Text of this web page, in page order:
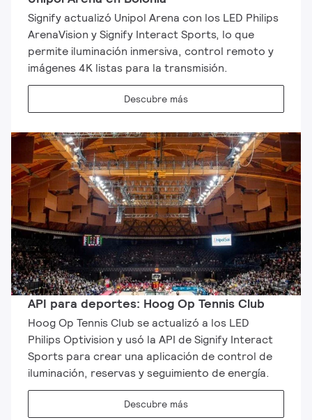
Signify actualizó Unipol Arena con los LED Philips
ArenaVision y Signify Interact Sports, lo que
permite iluminación inmersiva, control remoto y
imágenes 4K listas para la transmisión.
Descubre más
API para deportes: Hoog Op Tennis Club
Hoog Op Tennis Club se actualizó a los LED
Philips Optivision y usó la API de Signify Interact
Sports para crear una aplicación de control de
iluminación, reservas y seguimiento de energía.
Descubre más